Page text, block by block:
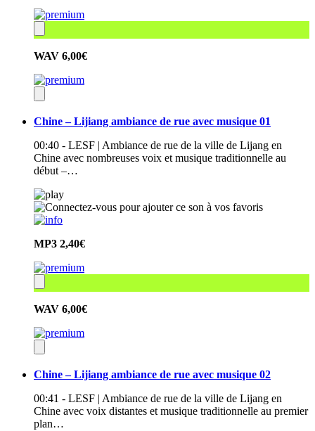
WAV 6,00€
Chine – Lijiang ambiance de rue avec musique 01
00:40 - LESF | Ambiance de rue de la ville de Lijang en
Chine avec nombreuses voix et musique traditionnelle au
début –…
MP3 2,40€
WAV 6,00€
Chine – Lijiang ambiance de rue avec musique 02
00:41 - LESF | Ambiance de rue de la ville de Lijang en
Chine avec voix distantes et musique traditionnelle au premier
plan…